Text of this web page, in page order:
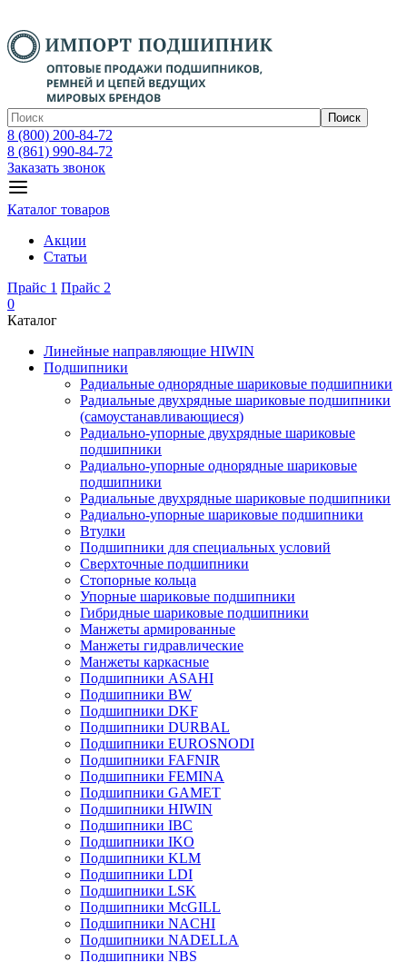
Поиск
8 (800) 200-84-72
8 (861) 990-84-72
Заказать звонок
Каталог товаров
Акции
Статьи
Прайс 1 Прайс 2
0
Каталог
Линейные направляющие HIWIN
Подшипники
Радиальные однорядные шариковые подшипники
Радиальные двухрядные шариковые подшипники
(самоустанавливающиеся)
Радиально-упорные двухрядные шариковые
подшипники
Радиально-упорные однорядные шариковые
подшипники
Радиальные двухрядные шариковые подшипники
Радиально-упорные шариковые подшипники
Втулки
Подшипники для специальных условий
Сверхточные подшипники
Стопорные кольца
Упорные шариковые подшипники
Гибридные шариковые подшипники
Манжеты армированные
Манжеты гидравлические
Манжеты каркасные
Подшипники ASAHI
Подшипники BW
Подшипники DKF
Подшипники DURBAL
Подшипники EUROSNODI
Подшипники FAFNIR
Подшипники FEMINA
Подшипники GAMET
Подшипники HIWIN
Подшипники IBC
Подшипники IKO
Подшипники KLM
Подшипники LDI
Подшипники LSK
Подшипники McGILL
Подшипники NACHI
Подшипники NADELLA
Подшипники NBS